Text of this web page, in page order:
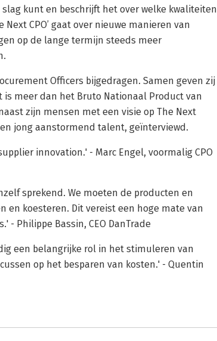
kunt en beschrijft het over welke kwaliteiten
CPO’ gaat over nieuwe manieren van
op de lange termijn steeds meer
Officers bijgedragen. Samen geven zij
is meer dan het Bruto Nationaal Product van
zijn mensen met een visie op The Next
jong aanstormend talent, geïnterviewd.
innovation.' - Marc Engel, voormalig CPO
sprekend. We moeten de producten en
en koesteren. Dit vereist een hoge mate van
Philippe Bassin, CEO DanTrade
een belangrijke rol in het stimuleren van
op het besparen van kosten.' - Quentin